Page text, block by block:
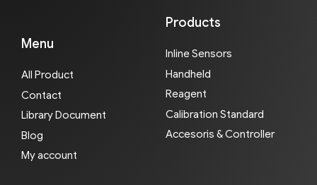
Menu
All Product
Contact
Library Document
Blog
My account
Products
Inline Sensors
Handheld
Reagent
Calibration Standard
Accesoris & Controller